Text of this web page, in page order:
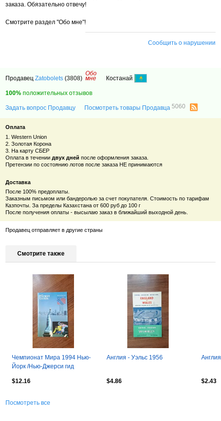
заказа. Обязательно отвечу!
Смотрите раздел "Обо мне"!
Сообщить о нарушении
ПродавецZatobolets (3808)
Обо
мне Костанай
100% положительных отзывов
Задать вопрос Продавцу Посмотреть товары Продавца5060
Оплата
1. Western Union
2. Золотая Корона
3. На карту СБЕР
Оплата в течении двух дней после оформления заказа.
Претензии по состоянию лотов после заказа НЕ принимаются
Доставка
После 100% предоплаты.
Заказным письмом или бандеролью за счет покупателя. Стоимость по тарифам
Казпочты. За пределы Казахстана от 600 руб до 100 г
После получения оплаты - высылаю заказ в ближайший выходной день.
Продавец отправляет в другие страны
Смотрите также
Чемпионат Мира 1994 Нью-
Йорк /Нью-Джерси гид
Норвегия
$12.16
Англия - Уэльс 1956
$4.86 $2.43
Посмотреть все